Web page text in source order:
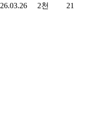
26.03.26 2천 21